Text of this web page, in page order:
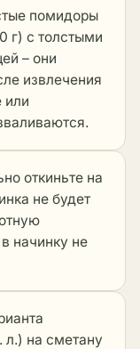
помидоры
г) с толстыми
– они
извлечения
или
откиньте на
не будет
начинку не
л.) на сметану